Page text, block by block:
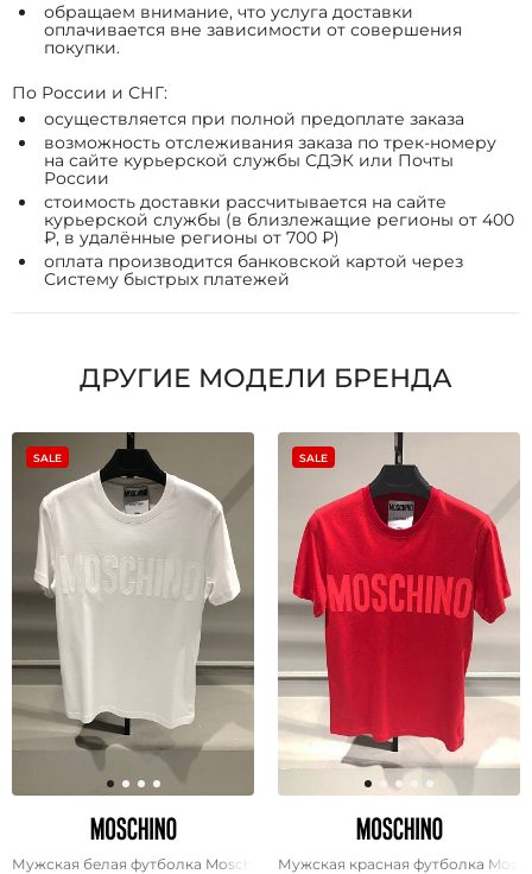
обращаем внимание, что услуга доставки
оплачивается вне зависимости от совершения
покупки.
По России и СНГ:
осуществляется при полной предоплате заказа
возможность отслеживания заказа по трек-номеру
на сайте курьерской службы СДЭК или Почты
России
стоимость доставки рассчитывается на сайте
курьерской службы (в близлежащие регионы от 400
₽, в удалённые регионы от 700 ₽)
оплата производится банковской картой через
Систему быстрых платежей
ДРУГИЕ МОДЕЛИ БРЕНДА
SALE
Мужская белая футболка Moschino
SALE
Мужская красная футболка